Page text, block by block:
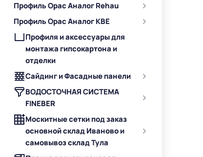
Профиль Орас Аналог Rehau
Профиль Орас Аналог KBE
Профиля и аксессуары для
монтажа гипсокартона и
отделки
Сайдинг и Фасадные панели
ВОДОСТОЧНАЯ СИСТЕМА
FINEBER
Москитные сетки под заказ
основной склад Иваново и
самовывоз склад Тула